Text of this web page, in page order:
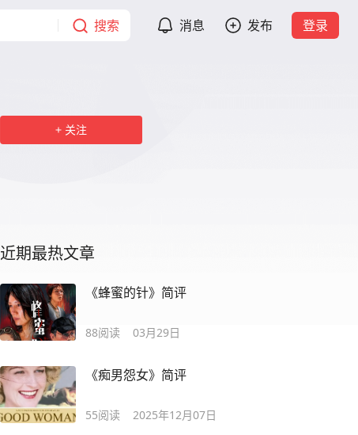
搜索 消息 发布 登录
关注
近期最热文章
《蜂蜜的针》简评
88阅读 03月29日
《痴男怨女》简评
55阅读 2025年12月07日